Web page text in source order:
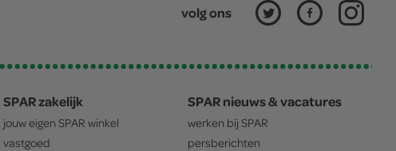
volg ons
SPAR zakelijk
jouw eigen SPAR winkel
vastgoed
SPAR nieuws & vacatures
werken bij SPAR
persberichten